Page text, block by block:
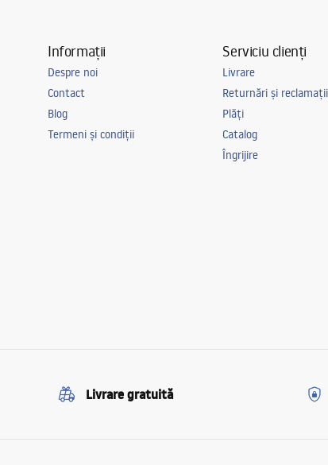
Informații
Despre noi
Contact
Blog
Termeni și condiții
Serviciu clienți
Livrare
Returnări și reclamații
Plăți
Catalog
Îngrijire
Livrare gratuită